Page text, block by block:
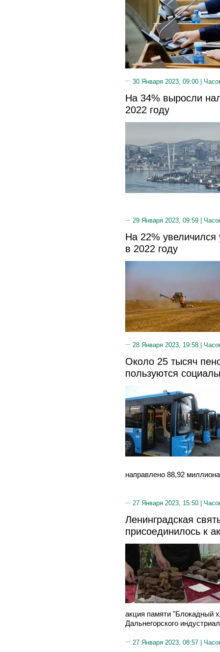
30 Января 2023, 09:00 |
На 34% выросли
2022 году
29 Января 2023, 09:59 |
На 22%
в 2022 году
28 Января 2023, 19:58 |
Около 25 тысяч
пользуются
направлено 88,92
27 Января 2023, 15:50 |
Ленинградская
присоединилось к
акция памяти "Блокадный
Дальнегорского
27 Января 2023, 08:57 |